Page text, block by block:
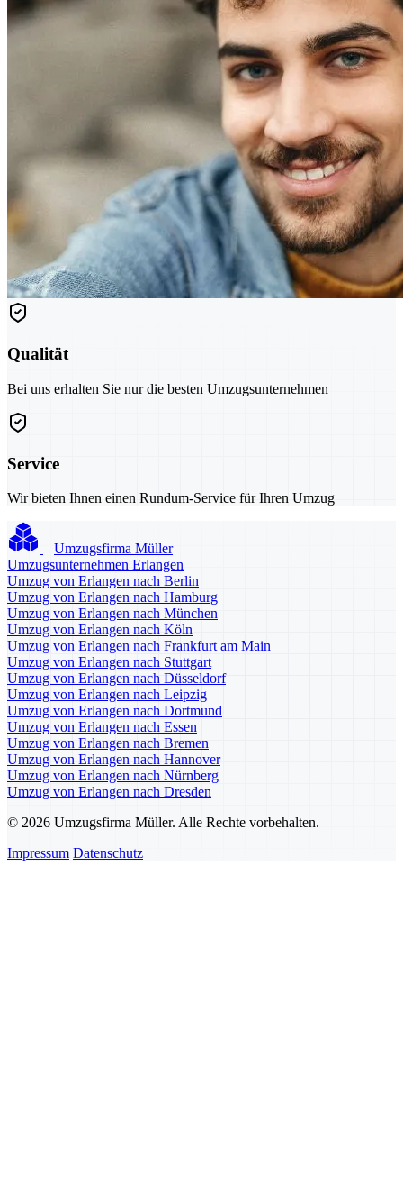
Qualität
Bei uns erhalten Sie nur die besten Umzugsunternehmen
Service
Wir bieten Ihnen einen Rundum-Service für Ihren Umzug
Umzugsfirma Müller
Umzugsunternehmen Erlangen
Umzug von Erlangen nach Berlin
Umzug von Erlangen nach Hamburg
Umzug von Erlangen nach München
Umzug von Erlangen nach Köln
Umzug von Erlangen nach Frankfurt am Main
Umzug von Erlangen nach Stuttgart
Umzug von Erlangen nach Düsseldorf
Umzug von Erlangen nach Leipzig
Umzug von Erlangen nach Dortmund
Umzug von Erlangen nach Essen
Umzug von Erlangen nach Bremen
Umzug von Erlangen nach Hannover
Umzug von Erlangen nach Nürnberg
Umzug von Erlangen nach Dresden
© 2026 Umzugsfirma Müller. Alle Rechte vorbehalten.
Impressum Datenschutz